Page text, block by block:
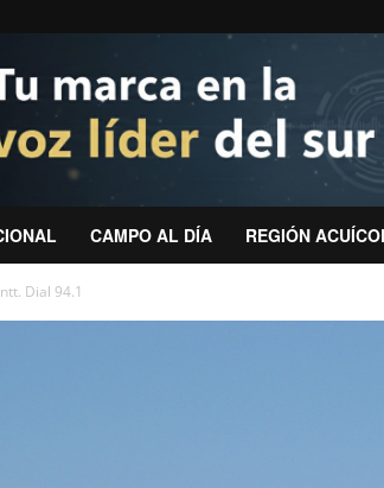
CAMPO AL DÍA REGIÓN
Dial 94.1